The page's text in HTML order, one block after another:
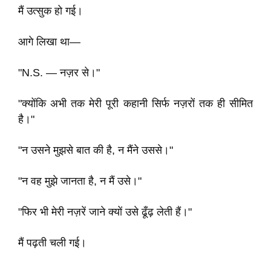
मैं उत्सुक हो गई।
आगे लिखा था—
"N.S. — नज़र से।"
"क्योंकि अभी तक मेरी पूरी कहानी सिर्फ नज़रों तक ही सीमित
है।"
"न उसने मुझसे बात की है, न मैंने उससे।"
"न वह मुझे जानता है, न मैं उसे।"
"फिर भी मेरी नज़रें जाने क्यों उसे ढूँढ़ लेती हैं।"
मैं पढ़ती चली गई।